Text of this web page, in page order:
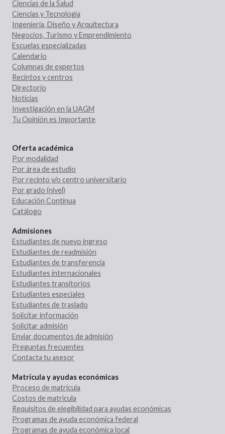
Ciencias de la Salud
Ciencias y Tecnología
Ingeniería, Diseño y Arquitectura
Negocios, Turismo y Emprendimiento
Escuelas especializadas
Calendario
Columnas de expertos
Recintos y centros
Directorio
Noticias
Investigación en la UAGM
Tu Opinión es Importante
Oferta académica
Por modalidad
Por área de estudio
Por recinto y/o centro universitario
Por grado (nivel)
Educación Continua
Catálogo
Admisiones
Estudiantes de nuevo ingreso
Estudiantes de readmisión
Estudiantes de transferencia
Estudiantes internacionales
Estudiantes transitorios
Estudiantes especiales
Estudiantes de traslado
Solicitar información
Solicitar admisión
Enviar documentos de admisión
Preguntas frecuentes
Contacta tu asesor
Matrícula y ayudas económicas
Proceso de matrícula
Costos de matrícula
Requisitos de elegibilidad para ayudas económicas
Programas de ayuda económica federal
Programas de ayuda económica local